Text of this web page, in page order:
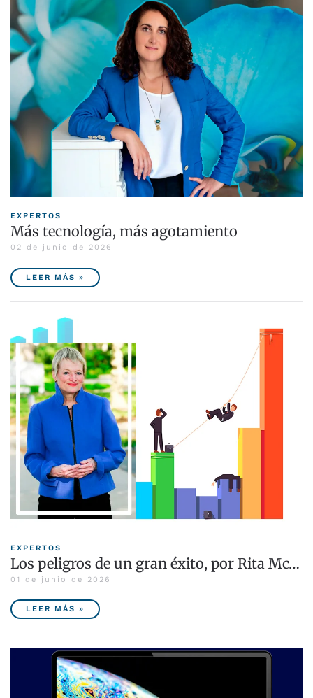
EXPERTOS
Más tecnología, más agotamiento
02 de junio de 2026
LEER MÁS »
EXPERTOS
Los peligros de un gran éxito, por Rita Mc…
01 de junio de 2026
LEER MÁS »